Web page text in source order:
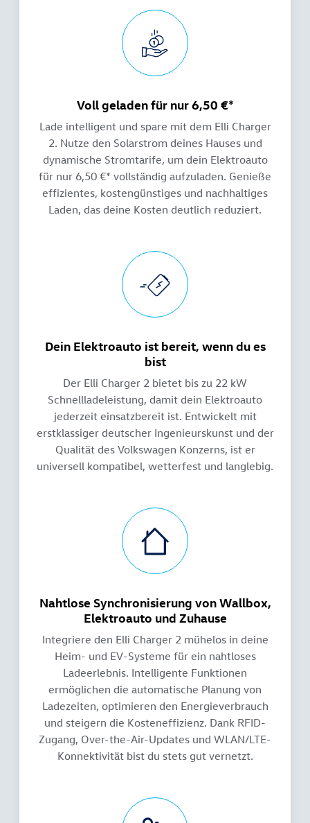
Voll geladen für nur 6,50 €*
Lade intelligent und spare mit dem Elli Charger
2. Nutze den Solarstrom deines Hauses und
dynamische Stromtarife, um dein Elektroauto
für nur 6,50 €* vollständig aufzuladen. Genieße
effizientes, kostengünstiges und nachhaltiges
Laden, das deine Kosten deutlich reduziert.
Dein Elektroauto ist bereit, wenn du es
bist
Der Elli Charger 2 bietet bis zu 22 kW
Schnellladeleistung, damit dein Elektroauto
jederzeit einsatzbereit ist. Entwickelt mit
erstklassiger deutscher Ingenieurskunst und der
Qualität des Volkswagen Konzerns, ist er
universell kompatibel, wetterfest und langlebig.
Nahtlose Synchronisierung von Wallbox,
Elektroauto und Zuhause
Integriere den Elli Charger 2 mühelos in deine
Heim- und EV-Systeme für ein nahtloses
Ladeerlebnis. Intelligente Funktionen
ermöglichen die automatische Planung von
Ladezeiten, optimieren den Energieverbrauch
und steigern die Kosteneffizienz. Dank RFID-
Zugang, Over-the-Air-Updates und WLAN/LTE-
Konnektivität bist du stets gut vernetzt.